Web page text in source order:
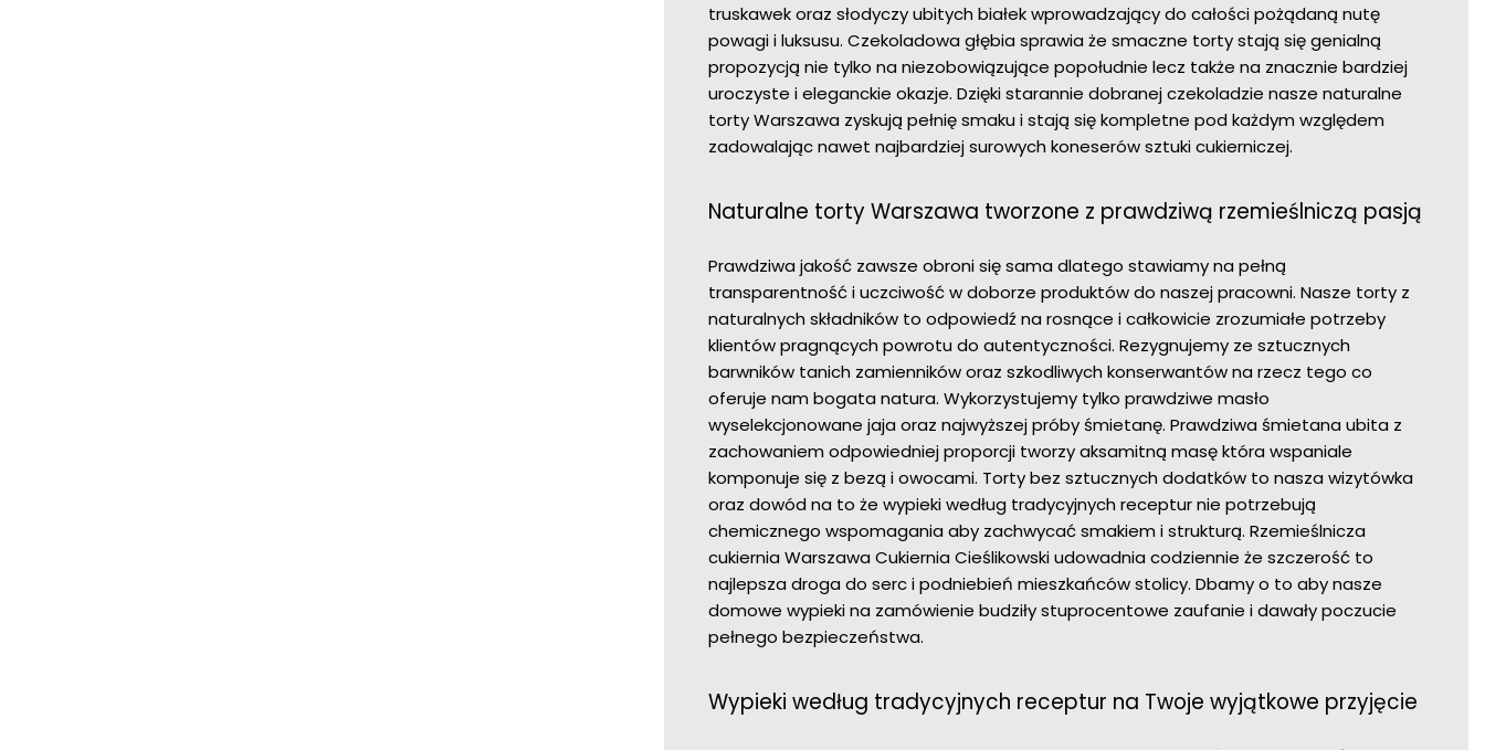
truskawek oraz słodyczy ubitych białek wprowadzający do całości pożądaną nutę
powagi i luksusu. Czekoladowa głębia sprawia że smaczne torty stają się genialną
propozycją nie tylko na niezobowiązujące popołudnie lecz także na znacznie bardziej
uroczyste i eleganckie okazje. Dzięki starannie dobranej czekoladzie nasze naturalne
torty Warszawa zyskują pełnię smaku i stają się kompletne pod każdym względem
zadowalając nawet najbardziej surowych koneserów sztuki cukierniczej.
Naturalne torty Warszawa tworzone z prawdziwą rzemieślniczą pasją
Prawdziwa jakość zawsze obroni się sama dlatego stawiamy na pełną
transparentność i uczciwość w doborze produktów do naszej pracowni. Nasze torty z
naturalnych składników to odpowiedź na rosnące i całkowicie zrozumiałe potrzeby
klientów pragnących powrotu do autentyczności. Rezygnujemy ze sztucznych
barwników tanich zamienników oraz szkodliwych konserwantów na rzecz tego co
oferuje nam bogata natura. Wykorzystujemy tylko prawdziwe masło
wyselekcjonowane jaja oraz najwyższej próby śmietanę. Prawdziwa śmietana ubita z
zachowaniem odpowiedniej proporcji tworzy aksamitną masę która wspaniale
komponuje się z bezą i owocami. Torty bez sztucznych dodatków to nasza wizytówka
oraz dowód na to że wypieki według tradycyjnych receptur nie potrzebują
chemicznego wspomagania aby zachwycać smakiem i strukturą. Rzemieślnicza
cukiernia Warszawa Cukiernia Cieślikowski udowadnia codziennie że szczerość to
najlepsza droga do serc i podniebień mieszkańców stolicy. Dbamy o to aby nasze
domowe wypieki na zamówienie budziły stuprocentowe zaufanie i dawały poczucie
pełnego bezpieczeństwa.
Wypieki według tradycyjnych receptur na Twoje wyjątkowe przyjęcie